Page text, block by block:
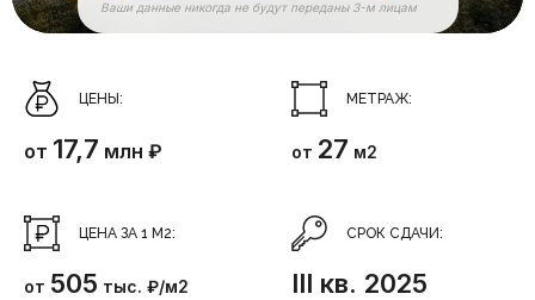
Ваши данные никогда не будут переданы 3-м лицам
ЦЕНЫ:
от 17,7 млн ₽
МЕТРАЖ:
от 27 м2
ЦЕНА ЗА 1 М2:
от 505 тыс. ₽/м2
СРОК СДАЧИ:
III кв. 2025